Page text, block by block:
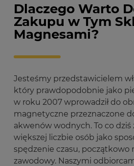
Dlaczego Warto
Zakupu w Tym
Magnesami?
Jesteśmy przedstawicielem
który prawdopodobnie jako
w roku 2007 wprowadził do
magnetyczne przeznaczone
akwenów wodnych. To co dziś
większej liczbie osób jako
spędzenie czasu, początkowo
zawodowy. Naszymi